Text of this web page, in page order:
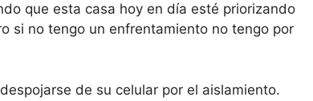
que esta casa hoy en día esté priorizando
si no tengo un enfrentamiento no tengo por